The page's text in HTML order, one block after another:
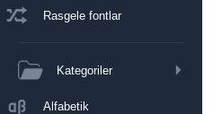
Rasgele fontlar
Kategoriler
Alfabetik